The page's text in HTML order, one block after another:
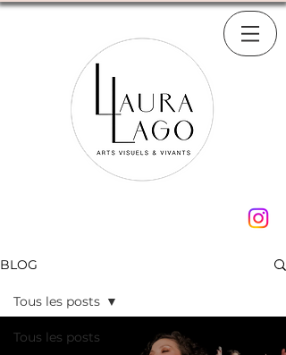
BLOG
Tous les posts
Tous les posts